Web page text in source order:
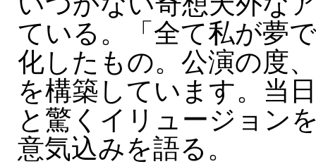
ている。「全て私が夢
化したもの。公演の度
を構築しています。当
と驚くイリュージョン
意気込みを語る。